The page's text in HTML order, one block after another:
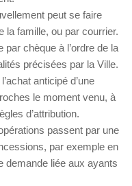
peut se faire
la famille, ou par courrier.
chèque à l’ordre de la
précisées par la Ville.
anticipé d’une
le moment venu, à
d’attribution.
passent par une
par exemple en
demande liée aux ayants